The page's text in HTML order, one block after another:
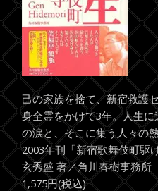
己の家族を捨て、新宿救護
身全霊をかけて3年。人生
の涙と、そこに集う人々の
2003年刊「新宿歌舞伎町駆
玄秀盛 著／角川春樹事務所
1,575円(税込)